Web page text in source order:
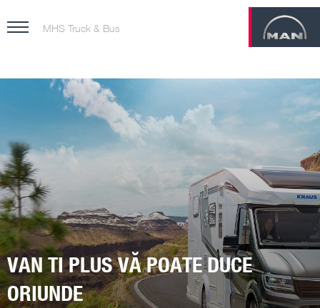
MHS Truck & Bus
VAN TI PLUS VĂ POATE DUCE
ORIUNDE